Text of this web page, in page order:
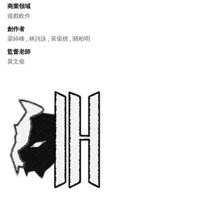
商業領域
遊戲軟件
創作者
梁綽峰 , 林詩詠 , 黃俊棋 , 關柏明
監督老師
黃文俊